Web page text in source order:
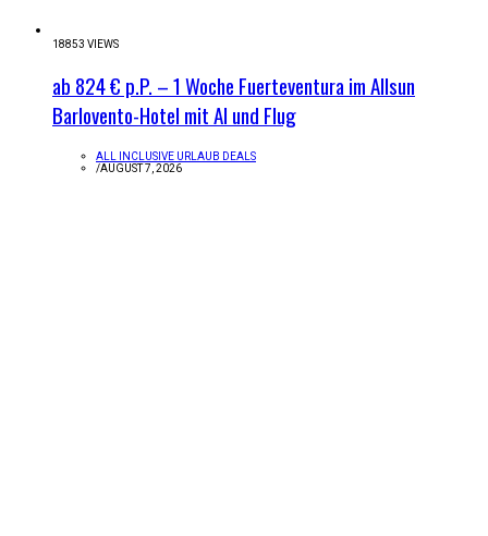
18853 VIEWS
ab 824 € p.P. – 1 Woche Fuerteventura im Allsun
Barlovento-Hotel mit AI und Flug
ALL INCLUSIVE URLAUB DEALS
/AUGUST 7, 2026